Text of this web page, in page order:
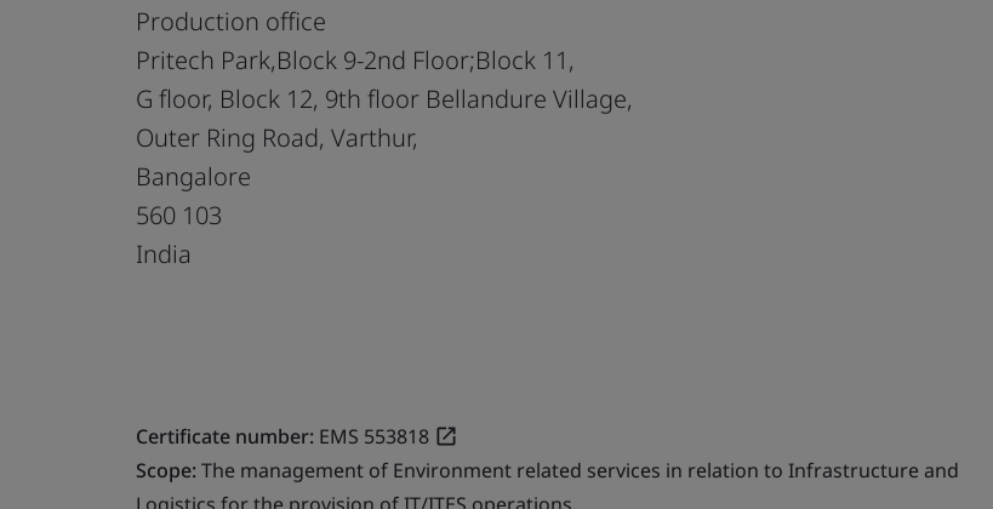
Production office
Pritech Park,Block 9-2nd Floor;Block 11,
G floor, Block 12, 9th floor Bellandure Village,
Outer Ring Road, Varthur,
Bangalore
560 103
India
Certificate number: EMS 553818
Scope:The management of Environment related services in relation to Infrastructure and